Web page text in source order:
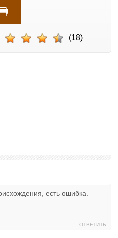
(18)
есть ошибка.
ОТВЕТИТЬ